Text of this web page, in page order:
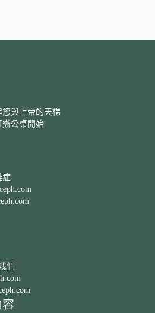
您與上帝的天梯
辦公桌開始
症
們